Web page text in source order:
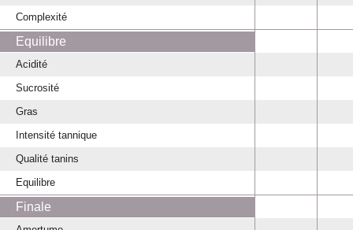
Complexité
Equilibre
Acidité
Sucrosité
Gras
Intensité tannique
Qualité tanins
Equilibre
Finale